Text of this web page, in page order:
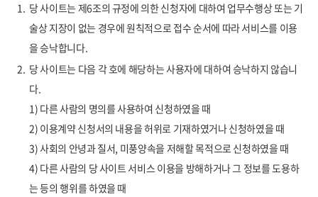
1. 당 사이트는 제6조의 규정에 의한 신청자에 대하여 업무수행상 또는 기
술상 지장이 없는 경우에 원칙적으로 접수 순서에 따라 서비스를 이용
을 승낙합니다.
2. 당 사이트는 다음 각 호에 해당하는 사용자에 대하여 승낙하지 않습니
다.
1) 다른 사람의 명의를 사용하여 신청하였을 때
2) 이용계약 신청서의 내용을 허위로 기재하였거나 신청하였을 때
3) 사회의 안녕과 질서, 미풍양속을 저해할 목적으로 신청하였을 때
4) 다른 사람의 당 사이트 서비스 이용을 방해하거나 그 정보를 도용하
는 등의 행위를 하였을 때